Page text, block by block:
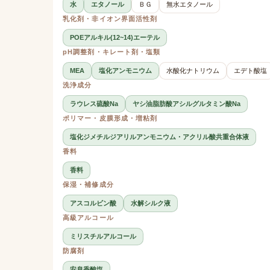
水 エタノール ＢＧ
無水エタノール
乳化剤・非イオン界面活性剤
POEアルキル(12~14)エーテル
pH調整剤・キレート剤・塩類
MEA 塩化アンモニウム 水酸化ナトリウム エデト酸塩
洗浄成分
ラウレス硫酸Na
ヤシ油脂肪酸アシルグルタミン酸Na
ポリマー・皮膜形成・増粘剤
塩化ジメチルジアリルアンモニウム・アクリル酸共重合体液
香料
香料
保湿・補修成分
アスコルビン酸
水解シルク液
高級アルコール
ミリスチルアルコール
防腐剤